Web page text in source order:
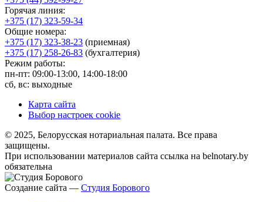
Горячая линия:
+375 (17) 323-59-34
Общие номера:
+375 (17) 323-38-23 (приемная)
+375 (17) 258-26-83 (бухгалтерия)
Режим работы:
пн-пт: 09:00-13:00, 14:00-18:00
сб, вс: выходные
Карта сайта
Выбор настроек cookie
© 2025, Белорусская нотариальная палата. Все права
защищены.
При использовании материалов сайта ссылка на belnotary.by
обязательна
Создание сайта — Студия Борового